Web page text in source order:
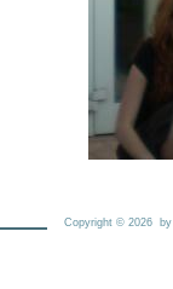
Copyright © 2026